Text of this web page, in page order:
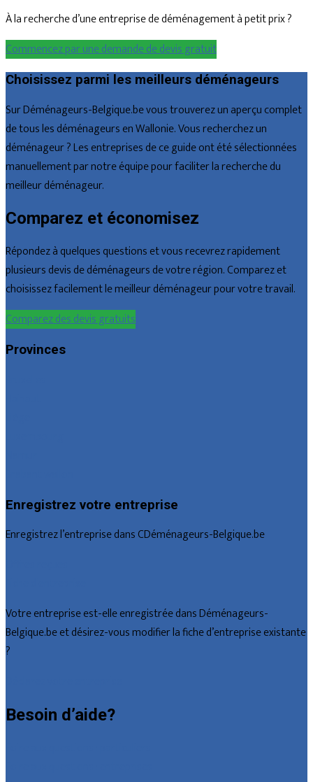
À la recherche d’une entreprise de déménagement à petit prix ?
Commencez par une demande de devis gratuit
Choisissez parmi les meilleurs déménageurs
Sur Déménageurs-Belgique.be vous trouverez un aperçu complet
de tous les déménageurs en Wallonie. Vous recherchez un
déménageur ? Les entreprises de ce guide ont été sélectionnées
manuellement par notre équipe pour faciliter la recherche du
meilleur déménageur.
Comparez et économisez
Répondez à quelques questions et vous recevrez rapidement
plusieurs devis de déménageurs de votre région. Comparez et
choisissez facilement le meilleur déménageur pour votre travail.
Comparez des devis gratuits
Provinces
Enregistrez votre entreprise
Enregistrez l’entreprise dans CDéménageurs-Belgique.be
Votre entreprise est-elle enregistrée dans Déménageurs-
Belgique.be et désirez-vous modifier la fiche d’entreprise existante
?
Besoin d’aide?